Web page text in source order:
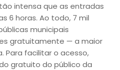
intensa que as entradas
6 horas. Ao todo, 7 mil
municipais
gratuitamente — a maior
Para facilitar o acesso,
gratuito do público da